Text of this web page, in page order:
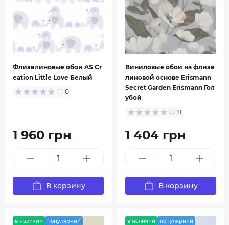
A.S.Creation AdaWall
Флизелиновые обои AS Cr
eation Little Love Белый
0
1 960 грн
В корзину
Виниловые обои на флизе
линовой основе Erismann
Secret Garden Erismann Гол
убой
0
1 404 грн
В корзину
в наличии популярний в наличии популярний